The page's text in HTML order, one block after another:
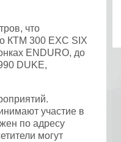
что
КТМ 300 EXC SIX
ENDURO, до
DUKE,
участие в
по адресу
могут